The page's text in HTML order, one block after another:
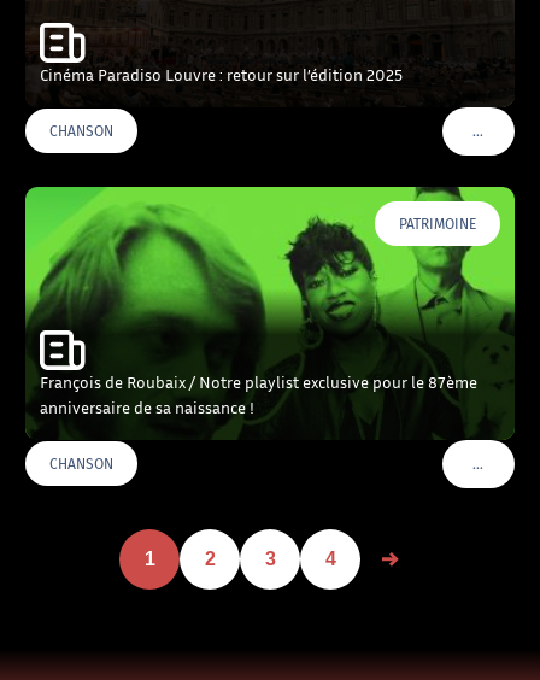
Cinéma Paradiso Louvre : retour sur l’édition 2025
CHANSON …VOIR
PATRIMOINE
François de Roubaix / Notre playlist exclusive pour le 87ème
anniversaire de sa naissance !
CHANSON …VOIR
1 2 3 4